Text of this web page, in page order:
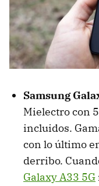
Samsung
Mielectro con
incluidos.
con lo último
derribo.
Galaxy A33 5G